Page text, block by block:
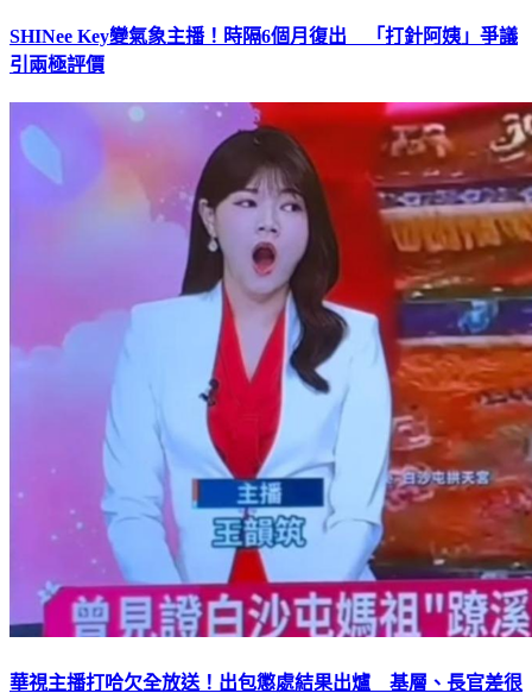
SHINee Key變氣象主播！時隔6個月復出 「打針阿姨」爭議
引兩極評價
華視主播打哈欠全放送！出包懲處結果出爐 基層、長官差很